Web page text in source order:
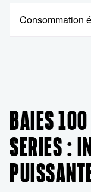
Consommation
BAIES
SERIES :